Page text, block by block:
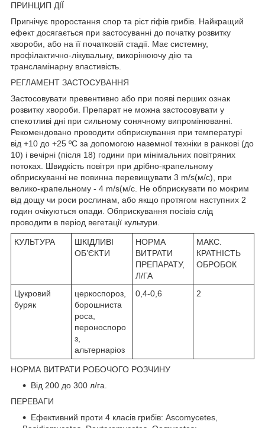
ПРИНЦИП ДІЇ
Пригнічує проростання спор та ріст гіфів грибів. Найкращий
ефект досягається при застосуванні до початку розвитку
хвороби, або на її початковій стадії. Має системну,
профілактично-лікувальну, викорінюючу дію та
трансламінарну властивість.
РЕГЛАМЕНТ ЗАСТОСУВАННЯ
Застосовувати превентивно або при появі перших ознак
розвитку хвороби. Препарат не можна застосовувати у
спекотливі дні при сильному сонячному випромінюванні.
Рекомендовано проводити обприскування при температурі
від +10 до +25 ºС за допомогою наземної техніки в ранкові (до
10) і вечірні (після 18) години при мінімальних повітряних
потоках. Швидкість повітря при дрібно-крапельному
обприскуванні не повинна перевищувати 3 m/s(м/с), при
велико-крапельному - 4 m/s(м/с. Не обприскувати по мокрим
від дощу чи роси рослинам, або якщо протягом наступних 2
годин очікуються опади. Обприскування посівів слід
проводити в період вегетації культури.
КУЛЬТУРА
ШКІДЛИВІ
ОБ’ЄКТИ
НОРМА
ВИТРАТИ
ПРЕПАРАТУ,
Л/ГА
МАКС.
КРАТНІСТЬ
ОБРОБОК
Цукровий
буряк
церкоспороз,
борошниста
роса,
пероноспоро
з,
альтернаріоз
0,4-0,6 2
НОРМА ВИТРАТИ РОБОЧОГО РОЗЧИНУ
Від 200 до 300 л/га.
ПЕРЕВАГИ
Ефективний проти 4 класів грибів: Ascomycetes,